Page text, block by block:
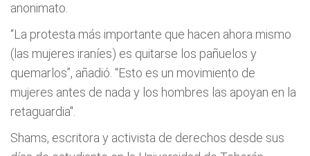
anonimato.
“La protesta más importante que hacen ahora mismo
(las mujeres iraníes) es quitarse los pañuelos y
quemarlos”, añadió. “Esto es un movimiento de
mujeres antes de nada y los hombres las apoyan en la
retaguardia".
Shams, escritora y activista de derechos desde sus